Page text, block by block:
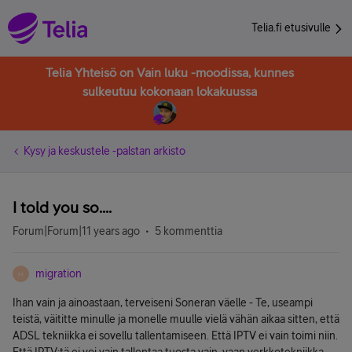
Telia.fi etusivulle
Telia Yhteisö on Vain luku -moodissa, kunnes
sulkeutuu kokonaan lokakuussa
Kysy ja keskustele -palstan arkisto
I told you so....
Forum|Forum|11 years ago 5 kommenttia
M migration
Ihan vain ja ainoastaan, terveiseni Soneran väelle - Te, useampi
teistä, väititte minulle ja monelle muulle vielä vähän aikaa sitten, että
ADSL tekniikka ei sovellu tallentamiseen. Että IPTV ei vain toimi niin.